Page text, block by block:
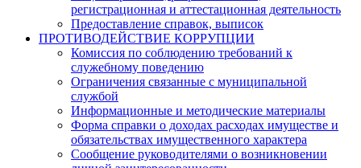
регистрационная и аттестационная деятельность
Предоставление справок, выписок
ПРОТИВОДЕЙСТВИЕ КОРРУПЦИИ
Комиссия по соблюдению требований к
служебному поведению
Ограничения связанные с муниципальной
службой
Информационные и методические материалы
Форма справки о доходах расходах имуществе и
обязательствах имущественного характера
Сообщение руководителями о возникновении